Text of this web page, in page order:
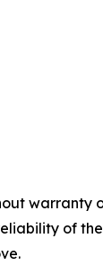
of